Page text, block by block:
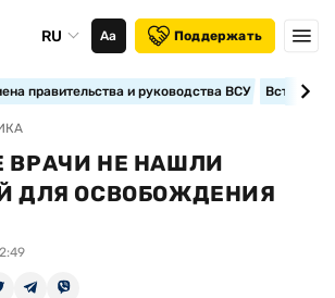
RU Аа Поддержать
правительства и руководства ВСУ
НЕ НАШЛИ
ДЛЯ ОСВОБОЖДЕНИЯ